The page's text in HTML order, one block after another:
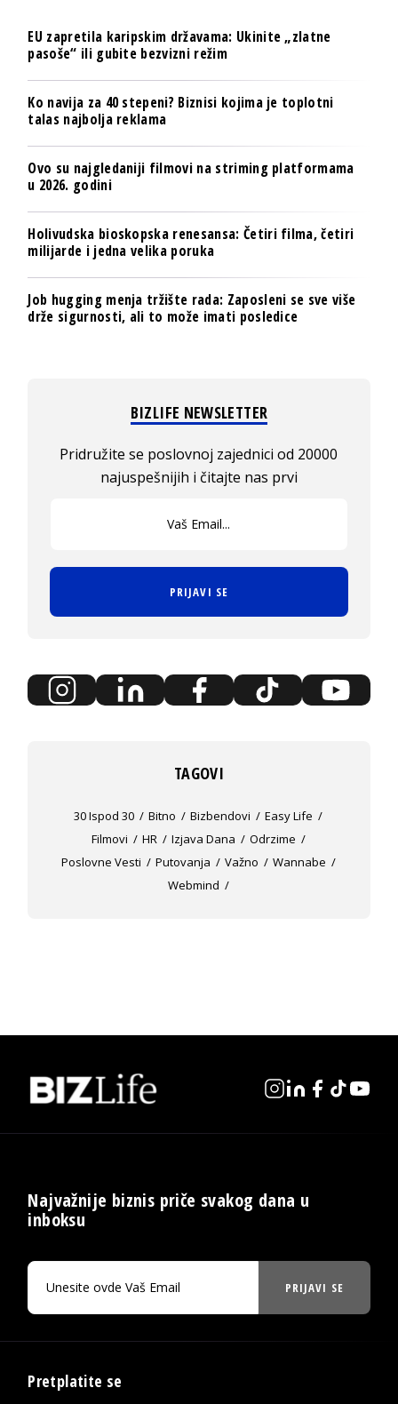
EU zapretila karipskim državama: Ukinite „zlatne
pasoše“ ili gubite bezvizni režim
Ko navija za 40 stepeni? Biznisi kojima je toplotni
talas najbolja reklama
Ovo su najgledaniji filmovi na striming platformama
u 2026. godini
Holivudska bioskopska renesansa: Četiri filma, četiri
milijarde i jedna velika poruka
Job hugging menja tržište rada: Zaposleni se sve više
drže sigurnosti, ali to može imati posledice
BIZLIFE NEWSLETTER
Pridružite se poslovnoj zajednici od 20000
najuspešnijih i čitajte nas prvi
PRIJAVI SE
TAGOVI
30 Ispod 30 Bitno Bizbendovi
Easy Life
Filmovi
HR Izjava Dana
Odrzime
Poslovne Vesti
Putovanja Važno
Wannabe
Webmind
Najvažnije biznis priče svakog dana u
inboksu
PRIJAVI SE
Pretplatite se